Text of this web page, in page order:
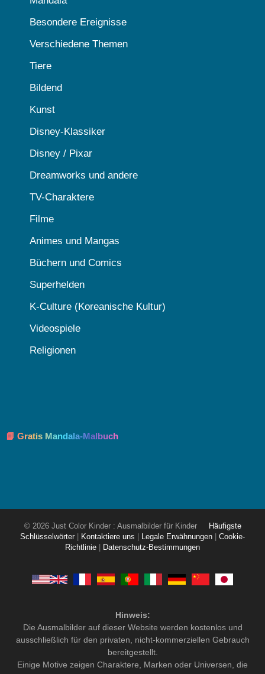
Besondere Ereignisse
Verschiedene Themen
Tiere
Bildend
Kunst
Disney-Klassiker
Disney / Pixar
Dreamworks und andere
TV-Charaktere
Filme
Animes und Mangas
Büchern und Comics
Superhelden
K-Culture (Koreanische Kultur)
Videospiele
Religionen
📘 Gratis Mandala-Malbuch
© 2026 Just Color Kinder : Ausmalbilder für Kinder
Häufigste
Schlüsselwörter
Kontaktiere uns Legale Erwähnungen
Cookie-
Richtlinie
Datenschutz-Bestimmungen
Hinweis:
Die Ausmalbilder auf dieser Website werden kostenlos und
ausschließlich für den privaten, nicht-kommerziellen Gebrauch
bereitgestellt.
Einige Motive zeigen Charaktere, Marken oder Universen, die